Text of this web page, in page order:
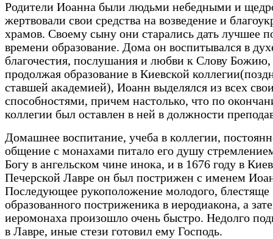
Родители Иоанна были людьми небедными и
жертвовали свои средства на возведение и
храмов. Своему сыну они старались дать лучшее
времени образование. Дома он воспитывался в
благочестия, послушания и любви к Слову Божию,
продолжая образование в Киевской
ставшей академией), Иоанн выделялся из всех
способностями, причем настолько, что по
коллегии был оставлен в ней в должности
Домашнее воспитание, учеба в коллегии,
общение с монахами питало его душу
Богу в ангельском чине инока, и в 1676 году в
Печерской Лавре он был пострижен с именем
Последующее рукоположение молодого, блестяще
образованного постриженика в иеродиакона, а
иеромонаха произошло очень быстро. Недолго
в Лавре, иные стези готовил ему Господь.